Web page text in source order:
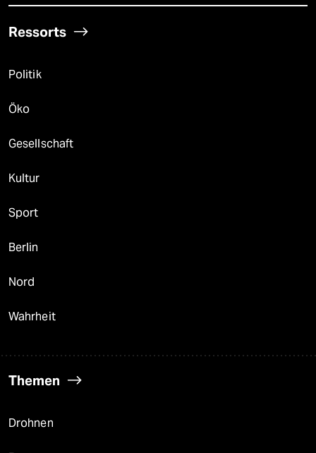
Ressorts
Politik
Öko
Gesellschaft
Kultur
Sport
Berlin
Nord
Wahrheit
Themen
Drohnen